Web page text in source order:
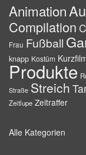
Animation
Compilation
Frau Fußball
knapp Kostüm
Produkte
Straße Streich
Zeitlupe Zeitraffer
Alle Kategorien